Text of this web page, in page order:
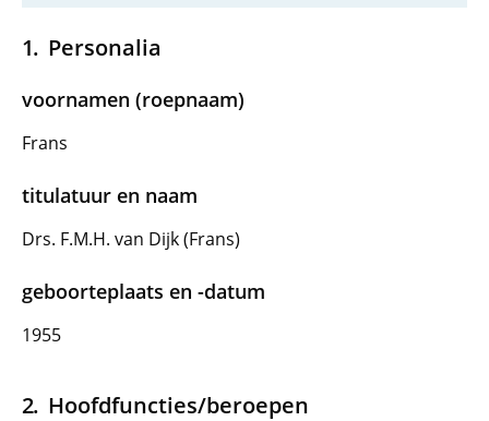
Personalia
voornamen (roepnaam)
Frans
titulatuur en naam
Drs. F.M.H. van Dijk (Frans)
geboorteplaats en -datum
1955
Hoofdfuncties/beroepen